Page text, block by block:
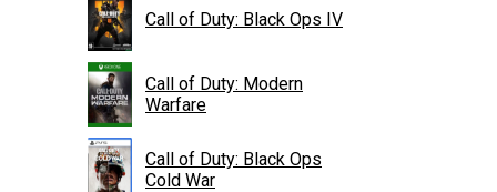
Call of Duty: Black Ops IV
Call of Duty: Modern
Warfare
Call of Duty: Black Ops
Cold War